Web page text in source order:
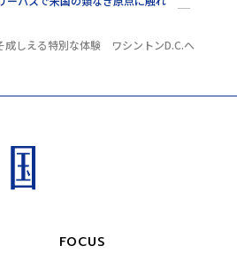
成しえる特別な体験 ワシントンD.C.へ
FOCUS